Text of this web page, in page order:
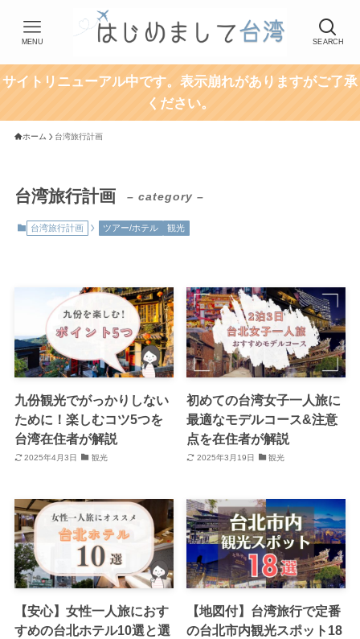
SEARCH
MENU
サイトリニューアル中です。表示崩れがありますがご了承
ください。
ホーム 台湾旅行計画
台湾旅行計画 – category –
台湾旅行計画 ツアー/ホテル 観光
九份観光でがっかりしない
ために！楽しむコツ5つを
台湾在住者が解説
2025年4月3日 観光
初めての台湾女子一人旅に
最適なモデルコース&注意
点を在住者が解説
2025年3月19日 観光
【安心】女性一人旅におす
すめの台北ホテル10選と選
【地図付】台湾旅行で定番
の台北市内観光スポット18